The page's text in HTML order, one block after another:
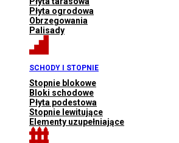
Płyta ogrodowa
Obrzegowania
Palisady
SCHODY I STOPNIE
Stopnie blokowe
Bloki schodowe
Płyta podestowa
Stopnie lewitujące
Elementy uzupełniające